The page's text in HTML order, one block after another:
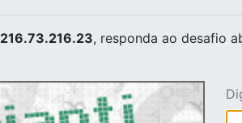
216.73.216.23, responda ao desafio